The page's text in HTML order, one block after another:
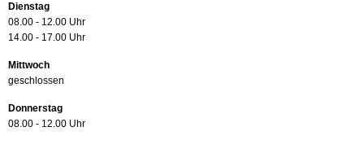
Dienstag
08.00 - 12.00 Uhr
14.00 - 17.00 Uhr
Mittwoch
geschlossen
Donnerstag
08.00 - 12.00 Uhr